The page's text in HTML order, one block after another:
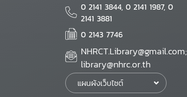
0 2141 3844, 0 2141 1987, 0
2141 3881
0 2143 7746
NHRCT.Library@gmail.com;
library@nhrc.or.th
แผนผังเว็บไซต์